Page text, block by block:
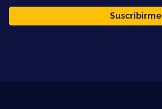
Suscribirme